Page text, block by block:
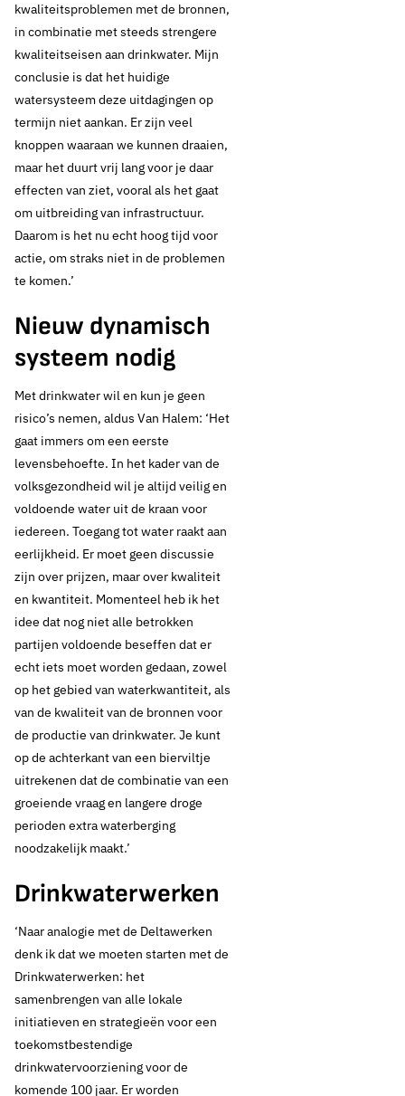
kwaliteitsproblemen met de bronnen,
in combinatie met steeds strengere
kwaliteitseisen aan drinkwater. Mijn
conclusie is dat het huidige
watersysteem deze uitdagingen op
termijn niet aankan. Er zijn veel
knoppen waaraan we kunnen draaien,
maar het duurt vrij lang voor je daar
effecten van ziet, vooral als het gaat
om uitbreiding van infrastructuur.
Daarom is het nu echt hoog tijd voor
actie, om straks niet in de problemen
te komen.’
Nieuw dynamisch
systeem nodig
Met drinkwater wil en kun je geen
risico’s nemen, aldus Van Halem: ‘Het
gaat immers om een eerste
levensbehoefte. In het kader van de
volksgezondheid wil je altijd veilig en
voldoende water uit de kraan voor
iedereen. Toegang tot water raakt aan
eerlijkheid. Er moet geen discussie
zijn over prijzen, maar over kwaliteit
en kwantiteit. Momenteel heb ik het
idee dat nog niet alle betrokken
partijen voldoende beseffen dat er
echt iets moet worden gedaan, zowel
op het gebied van waterkwantiteit, als
van de kwaliteit van de bronnen voor
de productie van drinkwater. Je kunt
op de achterkant van een bierviltje
uitrekenen dat de combinatie van een
groeiende vraag en langere droge
perioden extra waterberging
noodzakelijk maakt.’
Drinkwaterwerken
‘Naar analogie met de Deltawerken
denk ik dat we moeten starten met de
Drinkwaterwerken: het
samenbrengen van alle lokale
initiatieven en strategieën voor een
toekomstbestendige
drinkwatervoorziening voor de
komende 100 jaar. Er worden